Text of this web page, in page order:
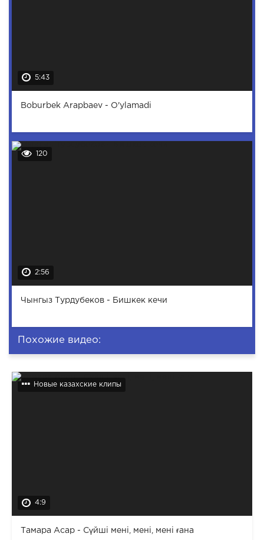
5:43
Boburbek Arapbaev - O'ylamadi
120
2:56
Чынгыз Турдубеков - Бишкек кечи
Похожие видео:
Новые казахские клипы
4:9
Тамара Асар - Сүйші мені, мені, мені ғана